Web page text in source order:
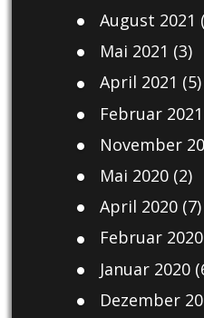
August 2021
Mai 2021 (3)
April 2021 (5)
Februar 2021
November
Mai 2020(2)
April 2020(7)
Februar 2020
Januar 2020
Dezember